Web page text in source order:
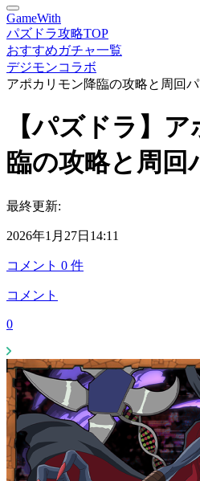
GameWith
パズドラ攻略TOP
おすすめガチャ一覧
デジモンコラボ
アポカリモン降臨の攻略と周回
【パズドラ】
臨の攻略と周回
最終更新:
2026年1月27日14:11
コメント 0 件
コメント
0